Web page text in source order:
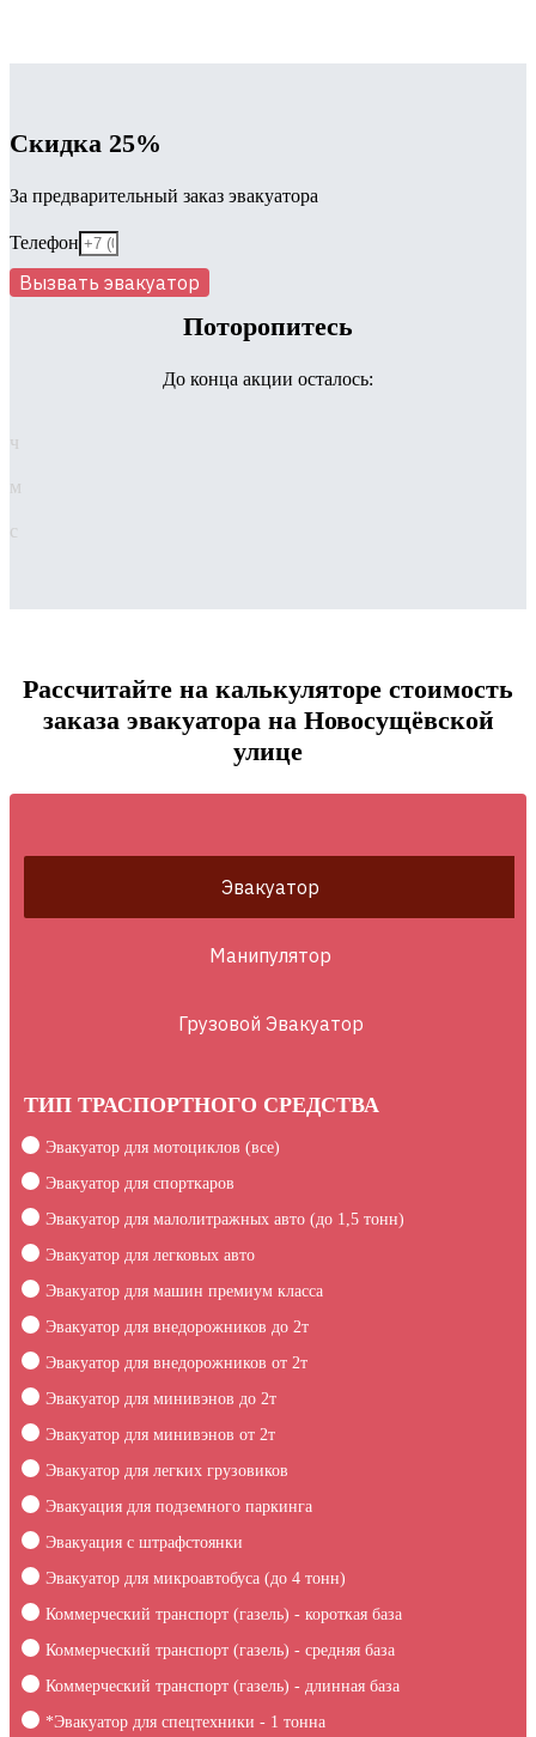
Скидка 25%
За предварительный заказ эвакуатора
Телефон
Вызвать эвакуатор
Поторопитесь
До конца акции осталось:
ч
м
с
Рассчитайте на калькуляторе стоимость
заказа эвакуатора на Новосущёвской
улице
Эвакуатор
Манипулятор
Грузовой Эвакуатор
ТИП ТРАСПОРТНОГО СРЕДСТВА
Эвакуатор для мотоциклов (все)
Эвакуатор для спорткаров
Эвакуатор для малолитражных авто (до 1,5 тонн)
Эвакуатор для легковых авто
Эвакуатор для машин премиум класса
Эвакуатор для внедорожников до 2т
Эвакуатор для внедорожников от 2т
Эвакуатор для минивэнов до 2т
Эвакуатор для минивэнов от 2т
Эвакуатор для легких грузовиков
Эвакуация для подземного паркинга
Эвакуация c штрафстоянки
Эвакуатор для микроавтобуса (до 4 тонн)
Коммерческий транспорт (газель) - короткая база
Коммерческий транспорт (газель) - средняя база
Коммерческий транспорт (газель) - длинная база
*Эвакуатор для спецтехники - 1 тонна